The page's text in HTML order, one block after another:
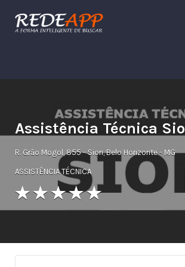
Procurar:
Assistência Técnica
R. Grão Mogol, 855 - Sion, Belo Horizonte - MG
ASSISTÊNCIA TÉCNICA